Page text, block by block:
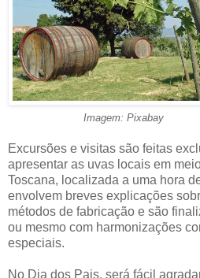
Imagem: Pixabay
Excursões e visitas são feitas
apresentar as uvas locais em
Toscana, localizada a uma hora
envolvem breves explicações
métodos de fabricação e são
ou mesmo com harmonizações
especiais.
No Dia dos Pais, será fácil